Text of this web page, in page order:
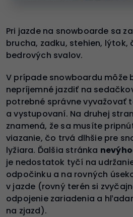
Pri jazde na snowboarde sa
brucha, zadku, stehien, lýtok,
bedrových svalov.
V prípade snowboardu môže
nepríjemné jazdiť na
potrebné správne vyvažovať
a vystupovaní. Na druhej
znamená, že sa musíte
viazanie, čo trvá dlhšie pre
lyžiara. Ďalšia stránka
je nedostatok tyčí na
odpočinku a na rovných
v jazde (rovný terén si
odpojenie zariadenia a
na zjazd).